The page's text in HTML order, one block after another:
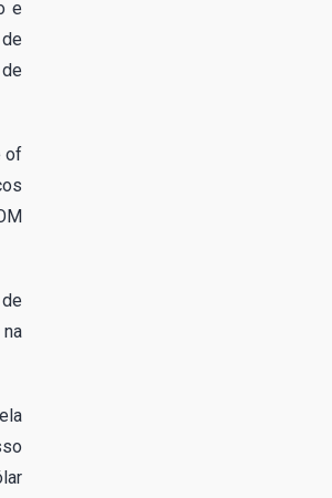
e
of